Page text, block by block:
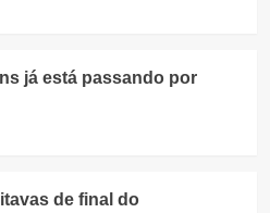
já está passando por
de final do